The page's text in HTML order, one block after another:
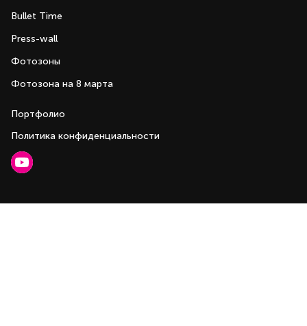
Bullet Time
Press-wall
Фотозоны
Фотозона на 8 марта
Портфолио
Политика конфиденциальности